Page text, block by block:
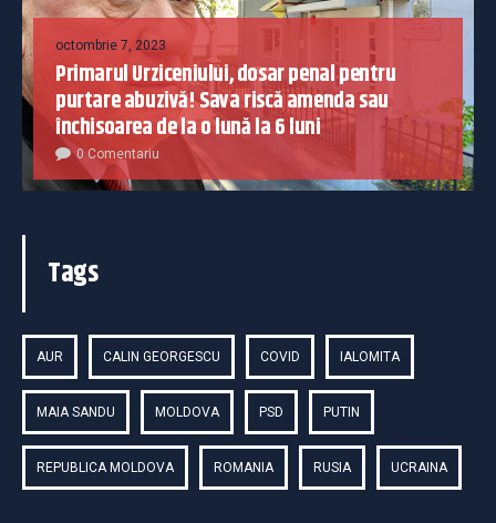
octombrie 7, 2023
Primarul Urziceniului, dosar penal pentru
purtare abuzivă! Sava riscă amenda sau
închisoarea de la o lună la 6 luni
0 Comentariu
Tags
AUR CALIN GEORGESCU COVID IALOMITA
MAIA SANDU MOLDOVA PSD PUTIN
REPUBLICA MOLDOVA ROMANIA RUSIA UCRAINA